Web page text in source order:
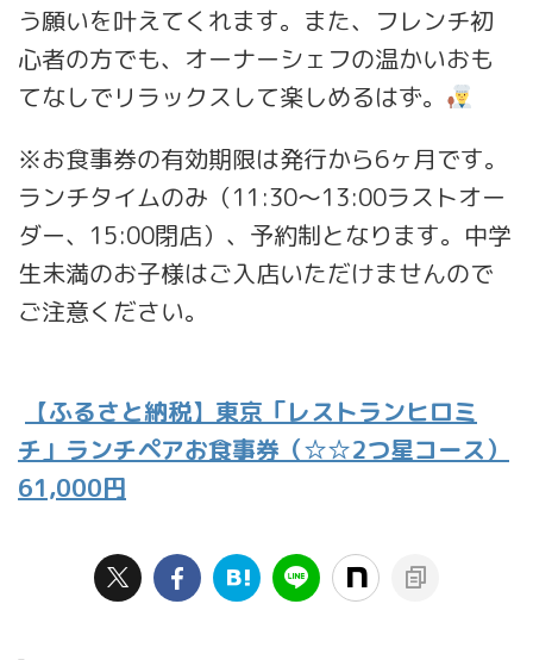
う願いを叶えてくれます。また、フレンチ初
心者の方でも、オーナーシェフの温かいおも
てなしでリラックスして楽しめるはず。
※お食事券の有効期限は発行から6ヶ月です。
ランチタイムのみ（11:30〜13:00ラストオー
ダー、15:00閉店）、予約制となります。中学
生未満のお子様はご入店いただけませんので
ご注意ください。
【ふるさと納税】東京「レストランヒロミ
チ」ランチペアお食事券（☆☆2つ星コース）
61,000円